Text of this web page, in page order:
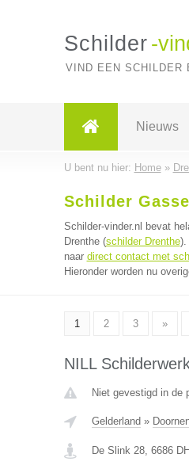
Schilder -
VIND EEN SCHILDER
Nieuws
U bent nu hier: Home»
Schilder
Schilder-vinder.nl bevat
Drenthe (schilder Drenthe).
naar direct contact met
Hieronder worden nu
1 2 3 »
NILL
Niet gevestigd in de
Gelderland »
De Slink 28, 6686 DH